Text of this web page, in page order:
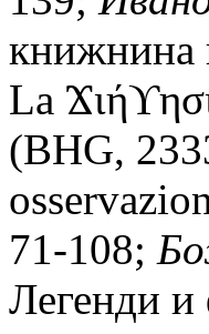
книжнина
La
(BHG,
71-108;
Легенди и